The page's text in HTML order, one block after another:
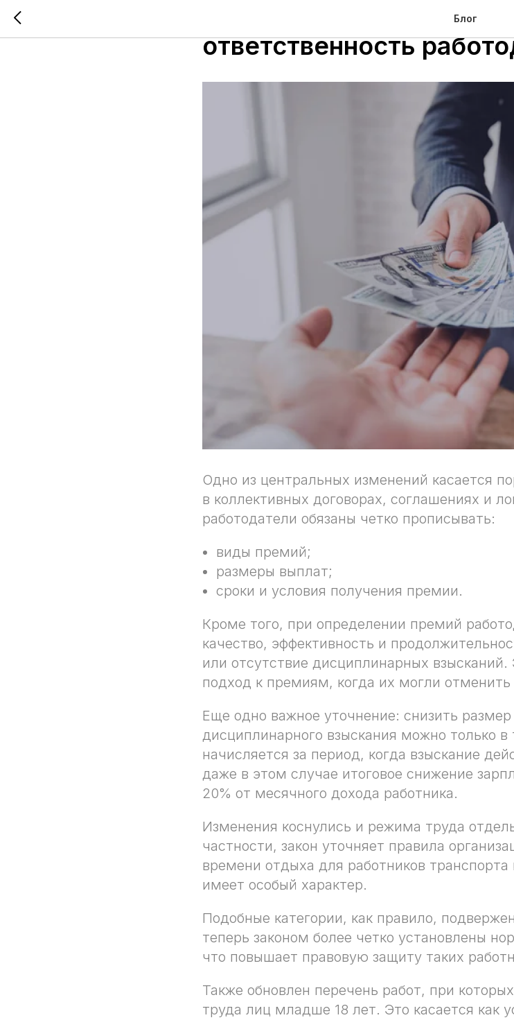
Блог
Как изменятся премии,
ответственность
Одно из центральных изменений касается
в коллективных договорах, соглашениях и
работодатели обязаны четко прописывать:
виды премий;
размеры выплат;
сроки и условия получения премии.
Кроме того, при определении премий
качество, эффективность и
или отсутствие дисциплинарных
подход к премиям, когда их могли отменить
Еще одно важное уточнение: снизить
дисциплинарного взыскания можно только
начисляется за период, когда взыскание
даже в этом случае итоговое снижение
20% от месячного дохода работника.
Изменения коснулись и режима труда
частности, закон уточняет правила
времени отдыха для работников транспорта
имеет особый характер.
Подобные категории, как правило,
теперь законом более четко установлены
что повышает правовую защиту таких
Также обновлен перечень работ, при
труда лиц младше 18 лет. Это касается как